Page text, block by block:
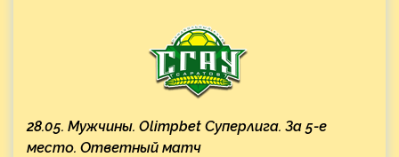
28.05. Мужчины. Olimpbet Суперлига. За 5-е
место. Ответный матч